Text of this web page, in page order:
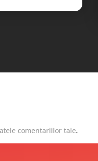
comentariilor tale.